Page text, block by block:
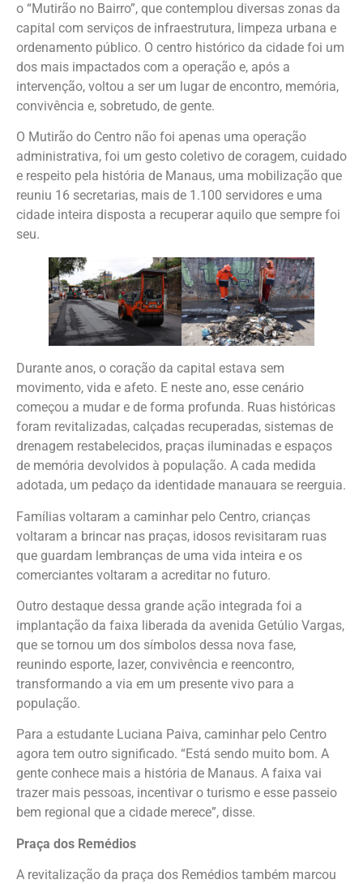
o “Mutirão no Bairro”, que contemplou diversas zonas da
capital com serviços de infraestrutura, limpeza urbana e
ordenamento público. O centro histórico da cidade foi um
dos mais impactados com a operação e, após a
intervenção, voltou a ser um lugar de encontro, memória,
convivência e, sobretudo, de gente.
O Mutirão do Centro não foi apenas uma operação
administrativa, foi um gesto coletivo de coragem, cuidado
e respeito pela história de Manaus, uma mobilização que
reuniu 16 secretarias, mais de 1.100 servidores e uma
cidade inteira disposta a recuperar aquilo que sempre foi
seu.
Durante anos, o coração da capital estava sem
movimento, vida e afeto. E neste ano, esse cenário
começou a mudar e de forma profunda. Ruas históricas
foram revitalizadas, calçadas recuperadas, sistemas de
drenagem restabelecidos, praças iluminadas e espaços
de memória devolvidos à população. A cada medida
adotada, um pedaço da identidade manauara se reerguia.
Famílias voltaram a caminhar pelo Centro, crianças
voltaram a brincar nas praças, idosos revisitaram ruas
que guardam lembranças de uma vida inteira e os
comerciantes voltaram a acreditar no futuro.
Outro destaque dessa grande ação integrada foi a
implantação da faixa liberada da avenida Getúlio Vargas,
que se tornou um dos símbolos dessa nova fase,
reunindo esporte, lazer, convivência e reencontro,
transformando a via em um presente vivo para a
população.
Para a estudante Luciana Paiva, caminhar pelo Centro
agora tem outro significado. “Está sendo muito bom. A
gente conhece mais a história de Manaus. A faixa vai
trazer mais pessoas, incentivar o turismo e esse passeio
bem regional que a cidade merece”, disse.
Praça dos Remédios
A revitalização da praça dos Remédios também marcou